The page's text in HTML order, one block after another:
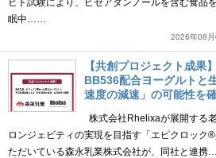
眠中……
2026年08
【共創プロジェクト成果
BB536配合ヨーグルトと
速度の減速」の可能性を
株式会社Rhelixaが展開する
ロンジェビティの実現を目指す「エピクロック
ただいている森永乳業株式会社が、同社と連携